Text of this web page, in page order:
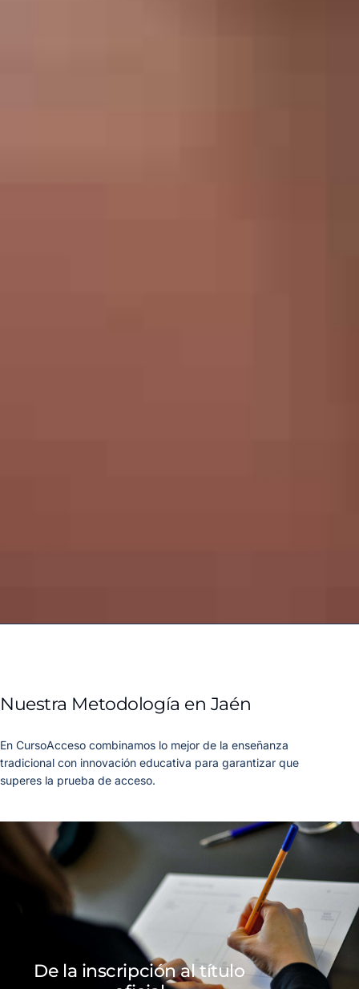
Nuestra Metodología en Jaén
En CursoAcceso combinamos lo mejor de la enseñanza
tradicional con innovación educativa para garantizar que
superes la prueba de acceso.
De la inscripción al título